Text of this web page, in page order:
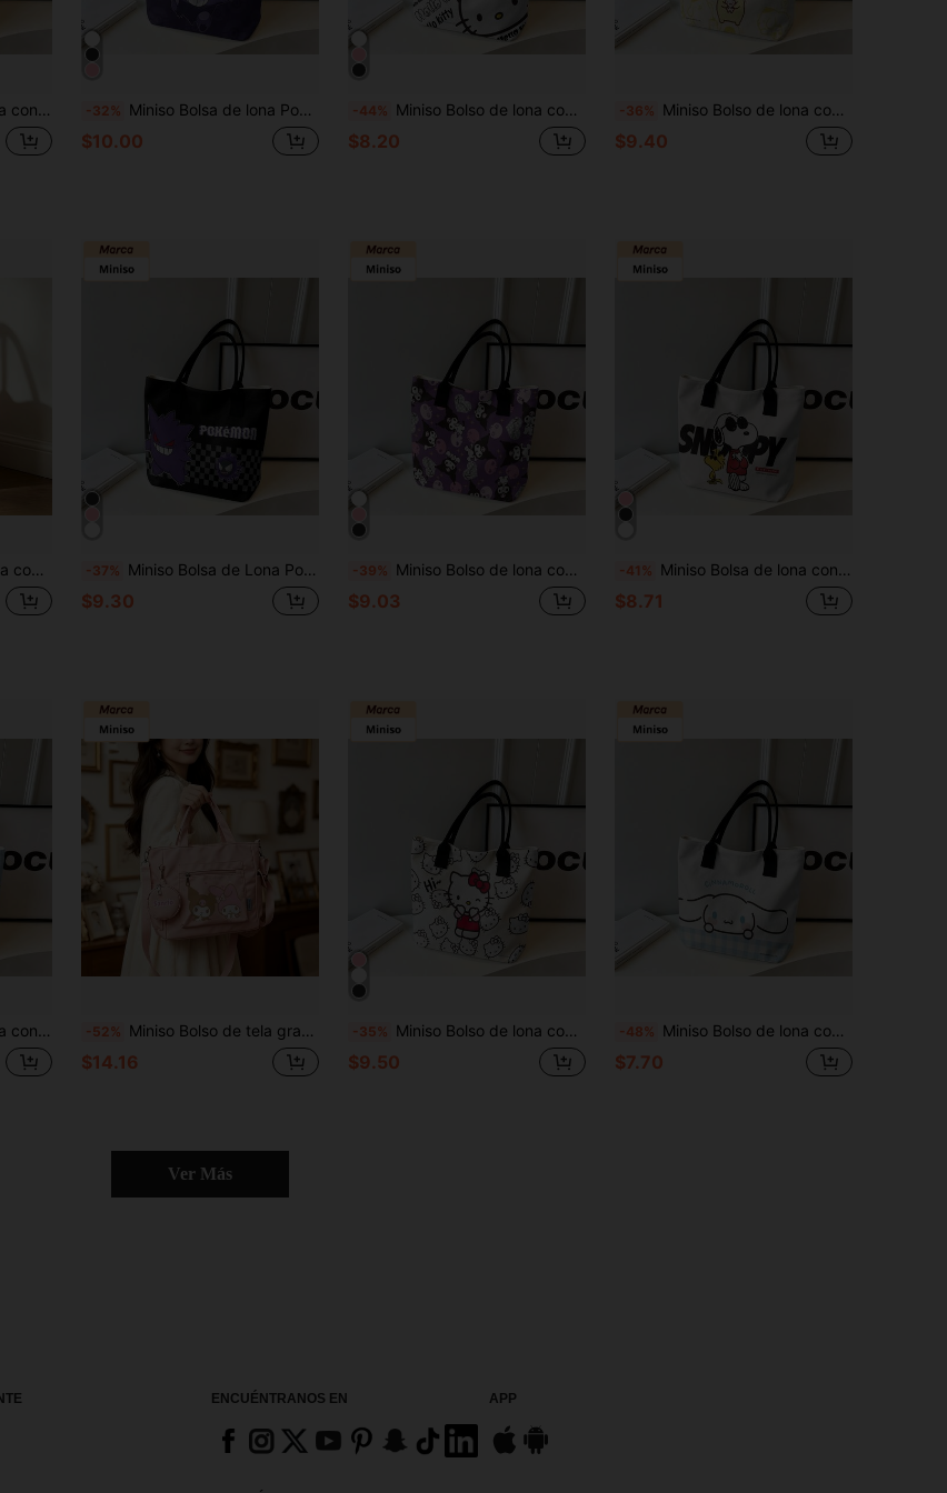
claro para uso diario -32% Miniso Bolsa de lona Pokémon, base púrpura oscuro con estampado sutil de Poké Ball, gráfico grande de Gengar en el frente, bolso de hombro reutilizable para uso diario en la escuela, compras
$10.00
-44% Miniso Bolso de lona con estilo de graffiti de Hello Kitty de Sanrio, bolso de hombro blanco para uso diario
$8.20
-36% Miniso Bolso de lona con el personaje lindo Pompompurin de Sanrio, bolso de hombro de dos tonos marrón y crema para uso diario
$9.40
menta para uso diario -37% Miniso Bolsa de Lona Pokémon, Base Negra con Estampado de Tablero de Ajedrez, Gráfico de Gengar & Gastly, Bolso de Hombro Reutilizable para Uso Diario en la Escuela, Compras y Uso Cotidiano
$9.30
-39% Miniso Bolso de lona con estampado integral de Kuromi de Sanrio, base morada con el lindo Kuromi, calaveras y corazones, bolso de hombro para uso diario
$9.03
-41% Miniso Bolsa de lona con Snoopy y Woodstock de Peanuts EST. 1950, bolso de hombro blanco para uso diario
$8.71
claro para uso diario -52% Miniso Bolso de tela grande de capacidad multiusos con estampado de Sanrio My Melody y Kuromi mejores amigas en color rosa, set de 2 piezas con monedero desmontable, múltiples formas de llevar, ideal para trabajo, viajes, compras y uso diario
$14.16
-35% Miniso Bolso de lona con estampado de Hello Kitty de Sanrio, bolso de hombro color crema para uso diario
$9.50
-48% Miniso Bolso de lona con estampado de cuadros azules de Cinnamoroll de Sanrio, bolso de hombro blanco para uso diario
$7.70
Ver Más
ENCUÉNTRANOS EN APP